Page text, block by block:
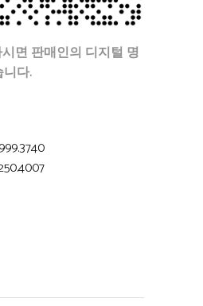
면 판매인의 디지털 명
다.